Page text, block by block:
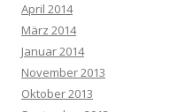
April 2014
März 2014
Januar 2014
November 2013
Oktober 2013